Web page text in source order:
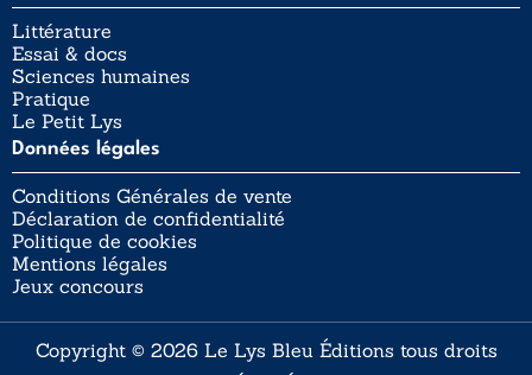
Littérature
Essai & docs
Sciences humaines
Pratique
Le Petit Lys
Données légales
Conditions Générales de vente
Déclaration de confidentialité
Politique de cookies
Mentions légales
Jeux concours
Copyright © 2026 Le Lys Bleu Éditions tous droits